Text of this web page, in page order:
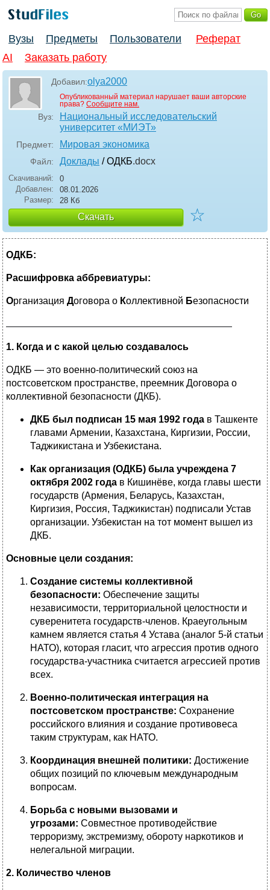
Вузы Предметы Пользователи
Реферат
AI
Заказать работу
Добавил:olya2000
Опубликованный материал нарушает ваши авторские
права? Сообщите нам.
Вуз:
Национальный исследовательский
университет «МИЭТ»
Предмет: Мировая экономика
Файл: Доклады / ОДКБ.docx
Скачиваний:
0
Добавлен:
08.01.2026
Размер:
28 Кб
Скачать ☆
ОДКБ:
Расшифровка аббревиатуры:
Организация Договора о Коллективной Безопасности
1. Когда и с какой целью создавалось
ОДКБ — это военно-политический союз на
постсоветском пространстве, преемник Договора о
коллективной безопасности (ДКБ).
ДКБ был подписан 15 мая 1992 года в Ташкенте
главами Армении, Казахстана, Киргизии, России,
Таджикистана и Узбекистана.
Как организация (ОДКБ) была учреждена 7
октября 2002 года в Кишинёве, когда главы шести
государств (Армения, Беларусь, Казахстан,
Киргизия, Россия, Таджикистан) подписали Устав
организации. Узбекистан на тот момент вышел из
ДКБ.
Основные цели создания:
Создание системы коллективной
безопасности: Обеспечение защиты
независимости, территориальной целостности и
суверенитета государств-членов. Краеугольным
камнем является статья 4 Устава (аналог 5-й статьи
НАТО), которая гласит, что агрессия против одного
государства-участника считается агрессией против
всех.
Военно-политическая интеграция на
постсоветском пространстве: Сохранение
российского влияния и создание противовеса
таким структурам, как НАТО.
Координация внешней политики: Достижение
общих позиций по ключевым международным
вопросам.
Борьба с новыми вызовами и
угрозами: Совместное противодействие
терроризму, экстремизму, обороту наркотиков и
нелегальной миграции.
2. Количество членов